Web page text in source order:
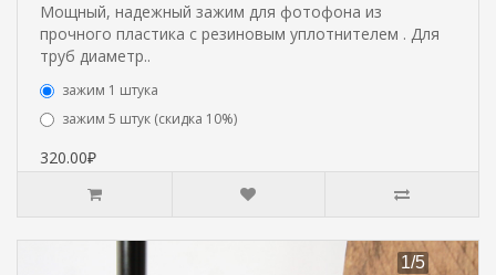
Мощный, надежный зажим для фотофона из
прочного пластика с резиновым уплотнителем . Для
труб диаметр..
зажим 1 штука
зажим 5 штук (скидка 10%)
320.00₽